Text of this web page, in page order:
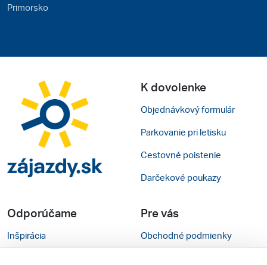
Primorsko
K dovolenke
Objednávkový formulár
Parkovanie pri letisku
Cestovné poistenie
Darčekové poukazy
Odporúčame
Inšpirácia
Pre vás
Obchodné podmienky